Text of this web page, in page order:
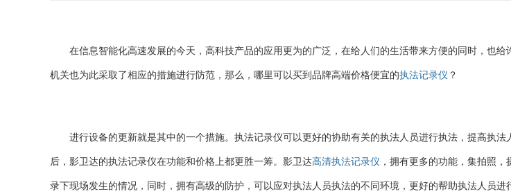
在信息智能化高速发展的今天，高科技产品的应用更为的广泛，在给人们的生活带来方便的同时，也
机关也为此采取了相应的措施进行防范，那么，哪里可以买到品牌高端价格便宜的执法记录仪 ？
进行设备的更新就是其中的一个措施。执法记录仪可以更好的协助有关的执法人员进行执法，提高执
后，影卫达的执法记录仪在功能和价格上都更胜一筹。影卫达高清执法记录仪 ，拥有更多的功能，集拍照
录下现场发生的情况，同时，拥有高级的防护，可以应对执法人员执法的不同环境，更好的帮助执法人员